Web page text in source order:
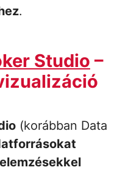
.
Studio –
(korábban Data